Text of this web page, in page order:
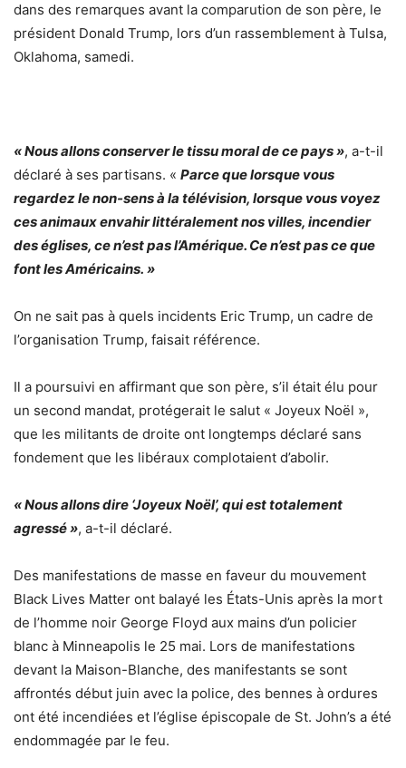
dans des remarques avant la comparution de son père, le
président Donald Trump, lors d’un rassemblement à Tulsa,
Oklahoma, samedi.
« Nous allons conserver le tissu moral de ce pays », a-t-il
déclaré à ses partisans. « Parce que lorsque vous
regardez le non-sens à la télévision, lorsque vous voyez
ces animaux envahir littéralement nos villes, incendier
des églises, ce n’est pas l’Amérique. Ce n’est pas ce que
font les Américains. »
On ne sait pas à quels incidents Eric Trump, un cadre de
l’organisation Trump, faisait référence.
Il a poursuivi en affirmant que son père, s’il était élu pour
un second mandat, protégerait le salut « Joyeux Noël »,
que les militants de droite ont longtemps déclaré sans
fondement que les libéraux complotaient d’abolir.
« Nous allons dire ‘Joyeux Noël’, qui est totalement
agressé », a-t-il déclaré.
Des manifestations de masse en faveur du mouvement
Black Lives Matter ont balayé les États-Unis après la mort
de l’homme noir George Floyd aux mains d’un policier
blanc à Minneapolis le 25 mai. Lors de manifestations
devant la Maison-Blanche, des manifestants se sont
affrontés début juin avec la police, des bennes à ordures
ont été incendiées et l’église épiscopale de St. John’s a été
endommagée par le feu.